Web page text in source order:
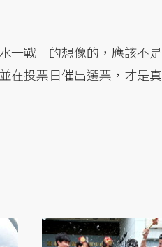
一戰」的想像的，應該不
在投票日催出選票，才是